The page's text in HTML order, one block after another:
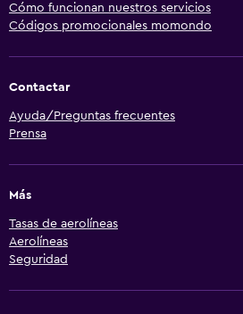
Cómo funcionan nuestros servicios
Códigos promocionales momondo
Contactar
Ayuda/Preguntas frecuentes
Prensa
Más
Tasas de aerolíneas
Aerolíneas
Seguridad